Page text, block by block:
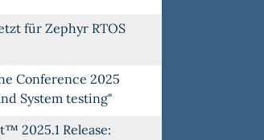
für Zephyr RTOS
Conference 2025
System testing"
2025.1 Release: